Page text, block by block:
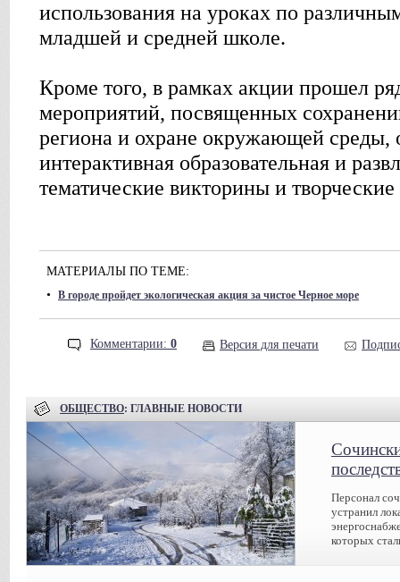
использования на уроках по
младшей и средней школе.
Кроме того, в рамках акции прошел
мероприятий, посвященных
региона и охране окружающей среды,
интерактивная образовательная и
тематические викторины и
МАТЕРИАЛЫ ПО ТЕМЕ:
• В городе пройдет экологическая акция за чистое Черное море
Комментарии: 0 Версия для печати
ОБЩЕСТВО: ГЛАВНЫЕ НОВОСТИ
Персонал
устранил
которых